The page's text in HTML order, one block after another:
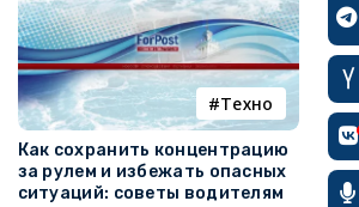
Tехно
Как сохранить концентрацию
за рулем и избежать опасных
ситуаций: советы водителям